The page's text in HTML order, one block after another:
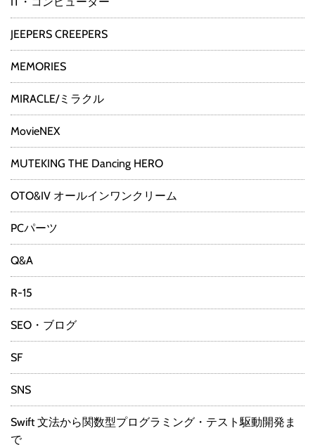
JEEPERS CREEPERS
MEMORIES
MIRACLE/ミラクル
MovieNEX
MUTEKING THE Dancing HERO
OTO&IV オールインワンクリーム
PCパーツ
Q&A
R-15
SEO・ブログ
SF
SNS
Swift 文法から関数型プログラミング・テスト駆動開発ま
で